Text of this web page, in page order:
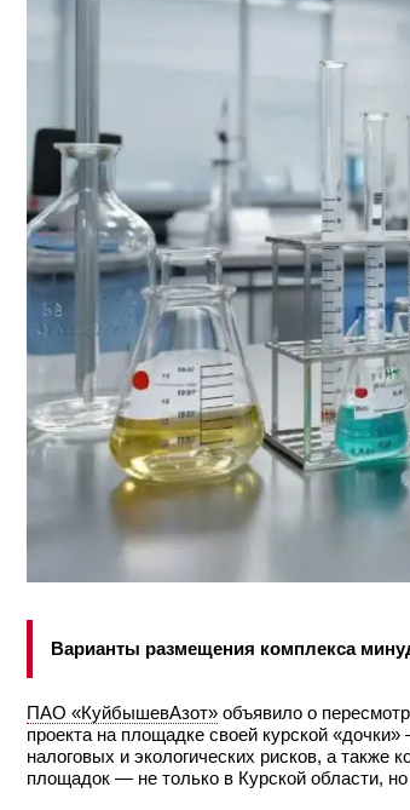
Варианты размещения комплекса
ПАО «КуйбышевАзот» объявило о
проекта на площадке своей курской
налоговых и экологических рисков, а также
площадок — не только в Курской области,